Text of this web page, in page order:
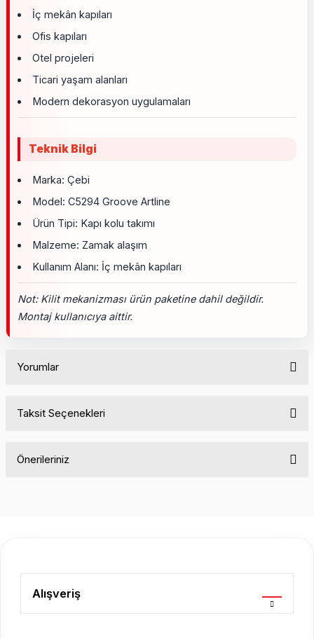
İç mekân kapıları
Ofis kapıları
Otel projeleri
Ticari yaşam alanları
Modern dekorasyon uygulamaları
Teknik Bilgi
Marka: Çebi
Model: C5294 Groove Artline
Ürün Tipi: Kapı kolu takımı
Malzeme: Zamak alaşım
Kullanım Alanı: İç mekân kapıları
Not: Kilit mekanizması ürün paketine dahil değildir.
Montaj kullanıcıya aittir.
Yorumlar
Taksit Seçenekleri
Önerileriniz
Ürün açıklamasında eksik bilgiler bulunuyor.
Alışveriş